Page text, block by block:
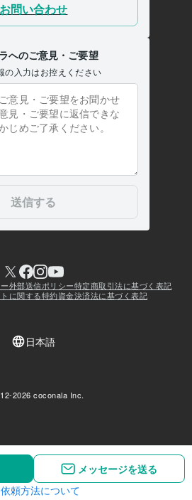
メッセージを送る
メッセージを送る
依頼方法について